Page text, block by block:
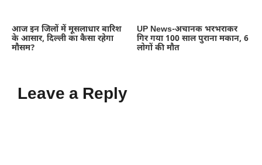
आज इन जिलों में मूसलाधार बारिश
के आसार, दिल्ली का कैसा रहेगा
मौसम?
UP News-अचानक भरभराकर
गिर गया 100 साल पुराना मकान, 6
लोगों की मौत
Leave a Reply